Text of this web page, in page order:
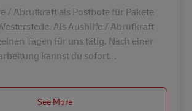
/ Abrufkraft als Postbote für Pakete
Als Aushilfe / Abrufkraft
Tagen für uns tätig. Nach einer
kannst du sofort...
See More